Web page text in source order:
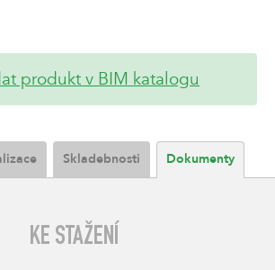
produkt v BIM katalogu
Skladebnosti Dokumenty
KE STAŽENÍ